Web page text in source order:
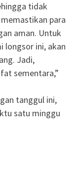
tidak
para
aman. Untuk
longsor ini, akan
Jadi,
sementara,”
tanggul ini,
satu minggu